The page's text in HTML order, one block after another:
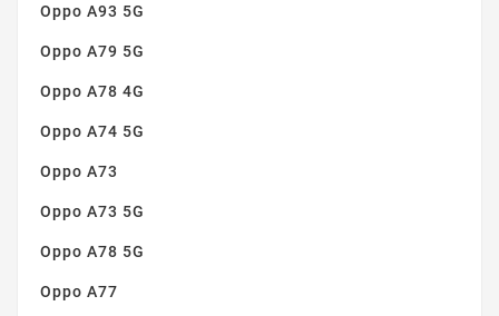
Oppo A93 5G
Oppo A79 5G
Oppo A78 4G
Oppo A74 5G
Oppo A73
Oppo A73 5G
Oppo A78 5G
Oppo A77